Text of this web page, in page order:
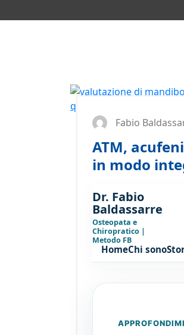
Fabio
ATM,
in modo
Dr. Fabio
Baldassarre
Osteopata e
Chiropratico |
Metodo FB
HomeChi sono